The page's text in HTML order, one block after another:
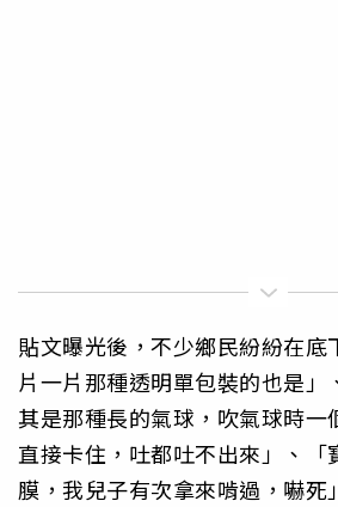
貼文曝光後，不少鄉民紛紛在底
片一片那種透明單包裝的也是」
其是那種長的氣球，吹氣球時一
直接卡住，吐都吐不出來」、「
膜，我兒子有次拿來啃過，嚇死